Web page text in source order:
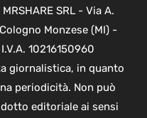
SRL - Via A.
Monzese (MI) -
10216150960
giornalistica, in quanto
periodicità. Non può
editoriale ai sensi